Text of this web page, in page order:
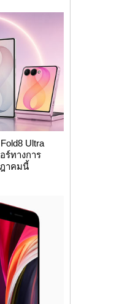
Ultra
ร์ทางการ
าคมนี้